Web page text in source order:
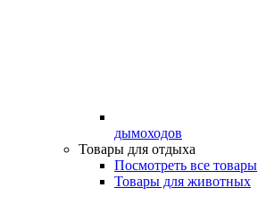
дымоходов
Товары для отдыха
Посмотреть все товары
Товары для животных